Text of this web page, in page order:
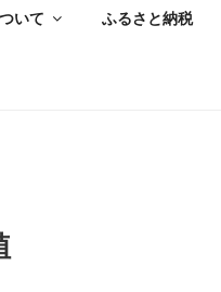
いて ふるさと納税